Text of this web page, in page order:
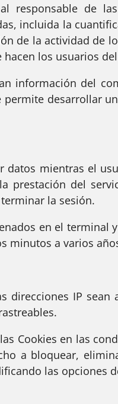
de
incluida la
de la actividad de
los usuarios
información del
desarrollar
mientras el
prestación del
la sesión.
en el terminal
minutos a varios
IP sean
Cookies en las
a bloquear,
las opciones